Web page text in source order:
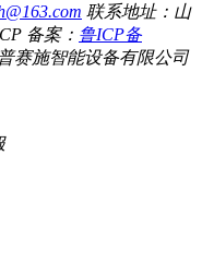
联系地址：山
备案： 鲁ICP备
赛施智能设备有限公司